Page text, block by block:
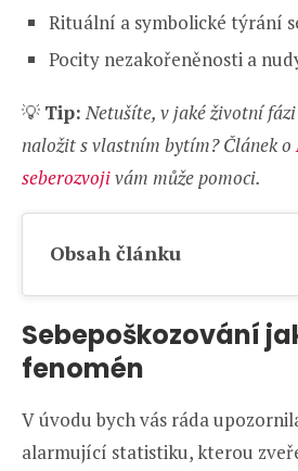
Rituální a symbolické týrání
Pocity nezakořeněnosti a
💡 Tip: Netušíte, v jaké životní
naložit s vlastním bytím? Článek o
seberozvojivám může pomoci.
Obsah článku
Sebepoškozování
fenomén
V úvodu bych vás ráda
alarmující statistiku, kterou